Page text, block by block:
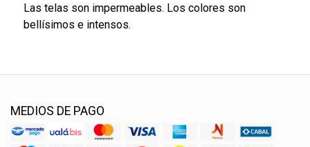
Las telas son impermeables. Los colores son
bellísimos e intensos.
MEDIOS DE PAGO